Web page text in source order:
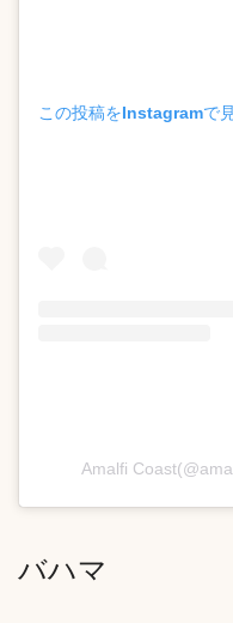
この投稿をInstagramで
Amalfi
バハマ